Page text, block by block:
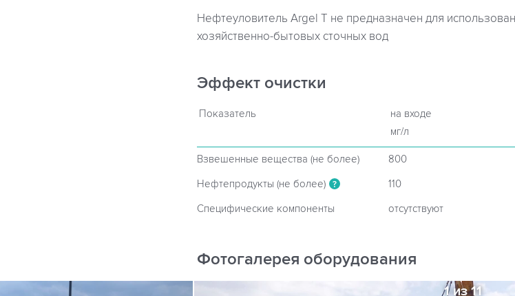
Нефтеуловитель Argel T не предназначен для
хозяйственно-бытовых сточных вод
Эффект очистки
Показатель на входе
мг/л
Взвешенные вещества (не более) 800
Нефтепродукты (не более)
? 110
Специфические компоненты
отсутствуют
Фотогалерея оборудования
1 из 11